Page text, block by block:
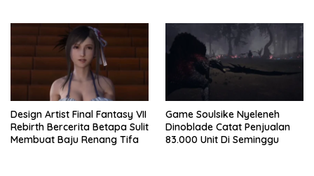
Design Artist Final Fantasy VII
Rebirth Bercerita Betapa Sulit
Membuat Baju Renang Tifa
Game Soulsike Nyeleneh
Dinoblade Catat Penjualan
83.000 Unit Di Seminggu